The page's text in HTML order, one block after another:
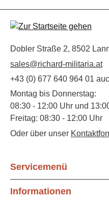
Dobler Straße 2, 8502
sales@richard-militaria.at
+43 (0) 677 640 964 01
Montag bis Donnerstag:
08:30 - 12:00 Uhr und
Freitag: 08:30 - 12:00 Uhr
Oder über unser
Servicemenü
Informationen